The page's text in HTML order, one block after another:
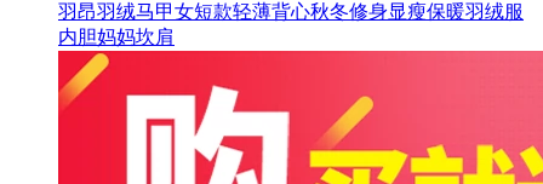
羽昂羽绒马甲女短款轻薄背心秋冬修身显瘦保暖羽绒服
内胆妈妈坎肩